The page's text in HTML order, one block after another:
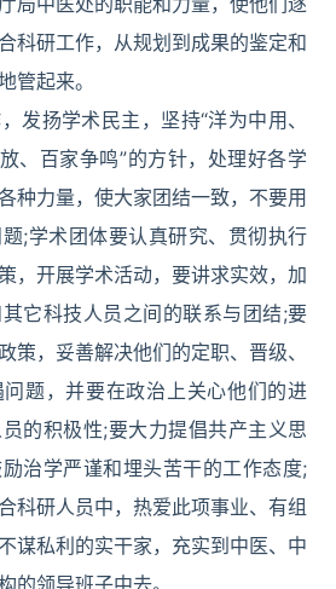
科研工作，从规划到成果的鉴定和
管起来。
发扬学术民主，坚持“洋为中用、
、百家争鸣”的方针，处理好各学
种力量，使大家团结一致，不要用
;学术团体要认真研究、贯彻执行
，开展学术活动，要讲求实效，加
它科技人员之间的联系与团结;要
策，妥善解决他们的定职、晋级、
题，并要在政治上关心他们的进
的积极性;要大力提倡共产主义思
治学严谨和埋头苦干的工作态度;
科研人员中，热爱此项事业、有组
谋私利的实干家，充实到中医、中
的领导班子中去。